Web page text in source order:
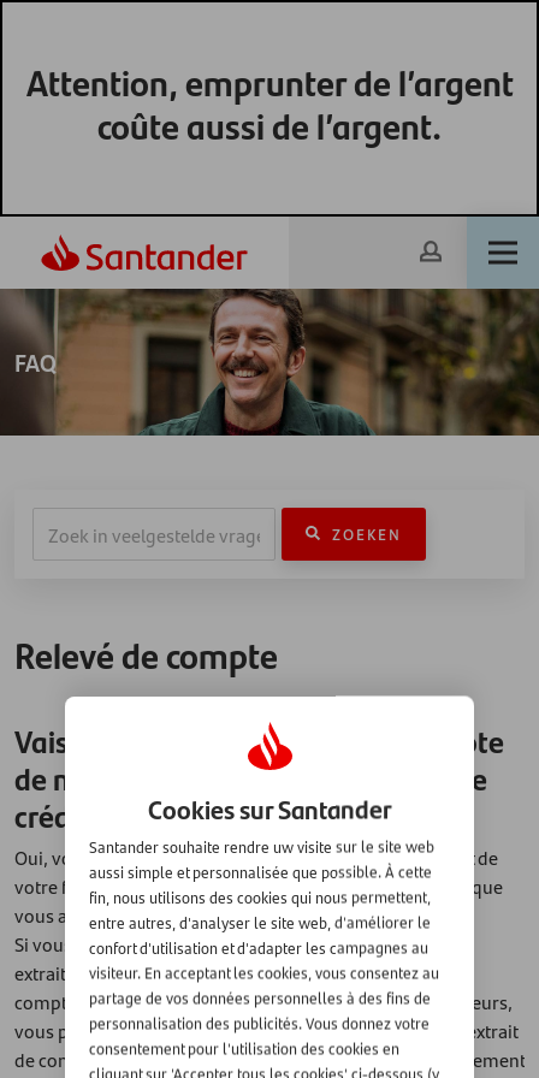
Attention, emprunter de l’argent
coûte aussi de l’argent.
FAQ
ZOEKEN
Relevé de compte
Vais-je recevoir des relevés de compte
de mon prêt ou de mon ouverture de
crédit ?
Oui, vous recevrez des relevés de compte indiquant l'état de
votre financement. La fréquence dépend du type de prêt que
vous avez contracté.
Si vous avez une ouverture de crédit, vous recevrez des
extraits de compte mensuels. Pour l'envoi des extraits de
compte, vous payez 0,65 € par extrait de compte. Par ailleurs,
vous pouvez également télécharger gratuitement votre extrait
de compte à partir deMon Compte. Il s'agit de l'environnement
Cookies sur Santander
Santander souhaite rendre uw visite sur le site web
aussi simple et personnalisée que possible. À cette
fin, nous utilisons des cookies qui nous permettent,
entre autres, d'analyser le site web, d'améliorer le
confort d'utilisation et d'adapter les campagnes au
visiteur. En acceptant les cookies, vous consentez au
partage de vos données personnelles à des fins de
personnalisation des publicités. Vous donnez votre
consentement pour l'utilisation des cookies en